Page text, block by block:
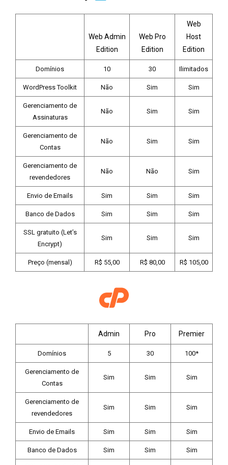
Web Admin
Edition
Web Pro
Edition
Web
Host
Edition
Domínios 10 30 Ilimitados
WordPress Toolkit Não Sim Sim
Gerenciamento de
Assinaturas
Não Sim Sim
Gerenciamento de
Contas
Não Sim Sim
Gerenciamento de
revendedores
Não Não Sim
Envio de Emails Sim Sim Sim
Banco de Dados Sim Sim Sim
SSL gratuito (Let’s
Encrypt)
Sim Sim Sim
Preço (mensal) R$ 55,00 R$ 80,00 R$ 105,00
Admin Pro Premier
Domínios 5 30 100*
Gerenciamento de
Contas
Sim Sim Sim
Gerenciamento de
revendedores
Sim Sim Sim
Envio de Emails Sim Sim Sim
Banco de Dados Sim Sim Sim